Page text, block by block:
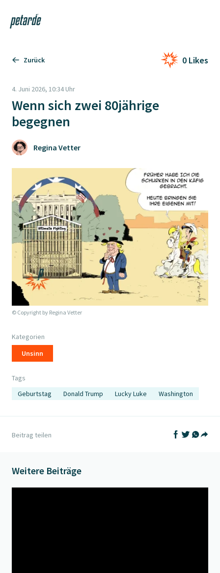
Zur Startseite
Zurück 0 Likes
4. Juni 2026, 10:34 Uhr
Wenn sich zwei 80jährige
begegnen
Regina Vetter
© Copyright by Regina Vetter
Kategorien
Unsinn
Tags
Geburtstag
Donald Trump Lucky Luke Washington
Beitrag teilen Auf Facebook
AufAuf
Weitere Beiträge